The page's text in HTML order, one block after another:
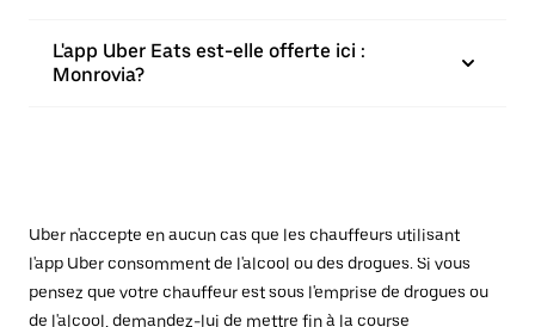
L'app Uber Eats est-elle offerte ici :
Monrovia?
Uber n'accepte en aucun cas que les chauffeurs utilisant
l'app Uber consomment de l'alcool ou des drogues. Si vous
pensez que votre chauffeur est sous l'emprise de drogues ou
de l'alcool, demandez-lui de mettre fin à la course